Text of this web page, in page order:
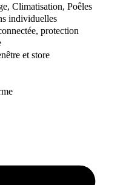
Climatisation, Poêles
individuelles
protection
et store